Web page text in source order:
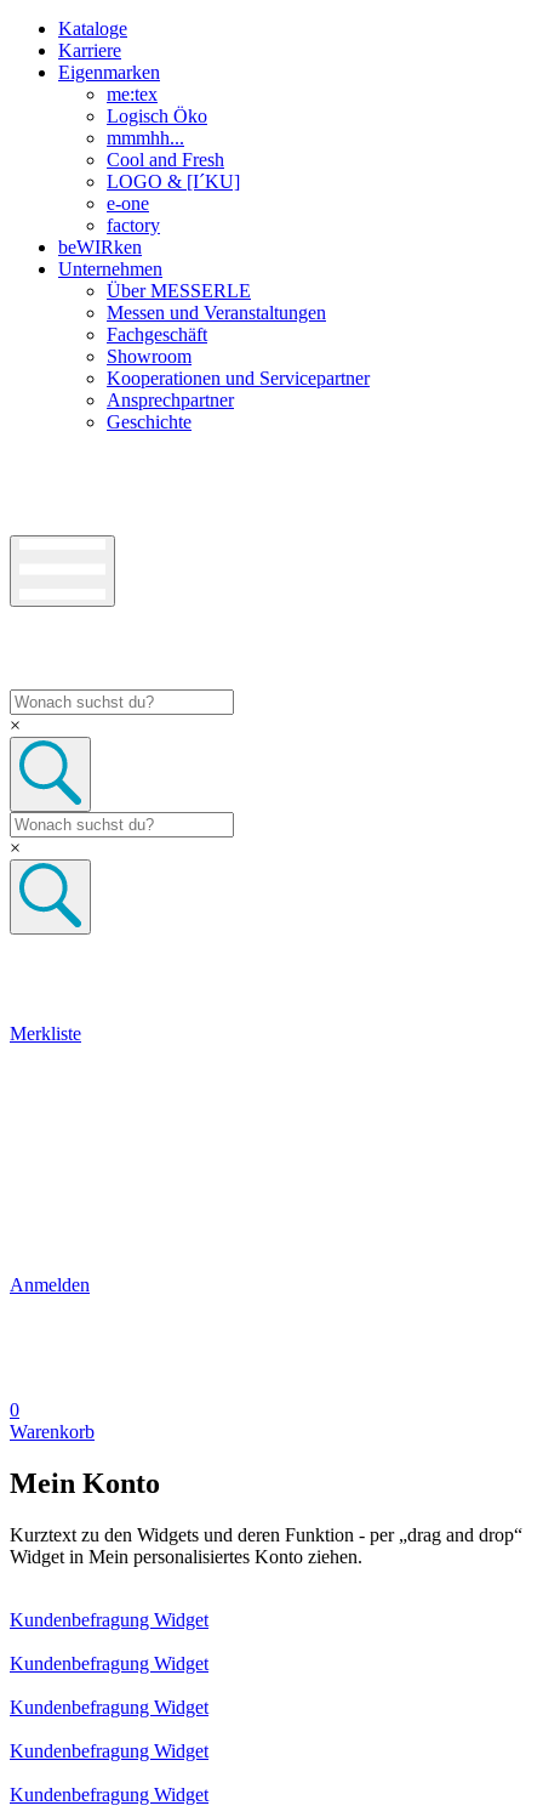
Kataloge
Karriere
Eigenmarken
me:tex
Logisch Öko
mmmhh...
Cool and Fresh
LOGO & [I´KU]
e-one
factory
beWIRken
Unternehmen
Über MESSERLE
Messen und Veranstaltungen
Fachgeschäft
Showroom
Kooperationen und Servicepartner
Ansprechpartner
Geschichte
×
×
Merkliste
Anmelden
0
Warenkorb
Mein Konto
Kurztext zu den Widgets und deren Funktion - per „drag and drop“
Widget in Mein personalisiertes Konto ziehen.
Kundenbefragung Widget
Kundenbefragung Widget
Kundenbefragung Widget
Kundenbefragung Widget
Kundenbefragung Widget